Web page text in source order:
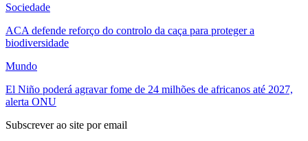
Sociedade
ACA defende reforço do controlo da caça para proteger a
biodiversidade
Mundo
El Niño poderá agravar fome de 24 milhões de africanos até 2027,
alerta ONU
Subscrever ao site por email